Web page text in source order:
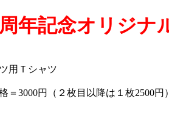
年記念オリジナ
用Ｔシャツ
＝3000円（２枚目以降は１枚2500円